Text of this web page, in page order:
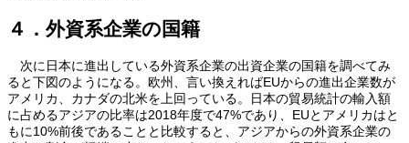
４．外資系企業の国籍
次に日本に進出している外資系企業の出資企業の国籍を調べてみ
ると下図のようになる。欧州、言い換えればEUからの進出企業数が
アメリカ、カナダの北米を上回っている。日本の貿易統計の輸入額
に占めるアジアの比率は2018年度で47%であり、EUとアメリカはと
もに10%前後であることと比較すると、アジアからの外資系企業の